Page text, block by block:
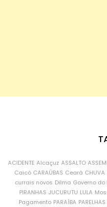
ACIDENTE Alcaçuz ASSALTO
Caicó CARAÚBAS Ceará CHUVA
currais novos Dilma Governo do
PIRANHAS JUCURUTU LULA
Pagamento PARAÍBA PARELHAS